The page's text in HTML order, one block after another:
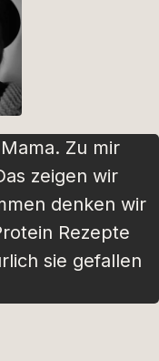
Zu mir
zeigen wir
denken wir
Rezepte
sie gefallen